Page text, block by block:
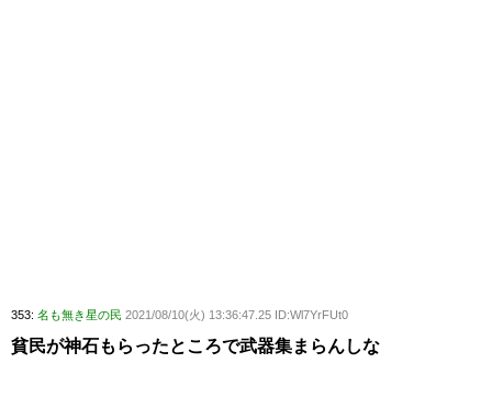
353: 名も無き星の民 2021/08/10(火) 13:36:47.25 ID:Wl7YrFUt0
貧民が神石もらったところで武器集まらんしな